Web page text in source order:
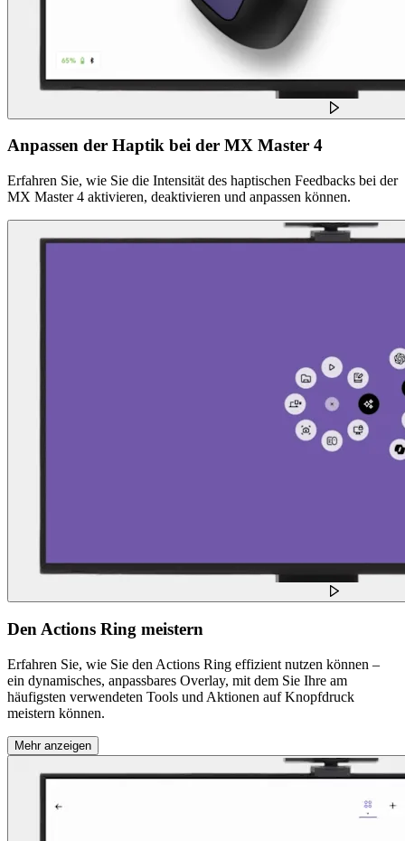
Anpassen der Haptik bei der MX Master 4
Erfahren Sie, wie Sie die Intensität des haptischen Feedbacks bei der
MX Master 4 aktivieren, deaktivieren und anpassen können.
Den Actions Ring meistern
Erfahren Sie, wie Sie den Actions Ring effizient nutzen können –
ein dynamisches, anpassbares Overlay, mit dem Sie Ihre am
häufigsten verwendeten Tools und Aktionen auf Knopfdruck
meistern können.
Mehr anzeigen